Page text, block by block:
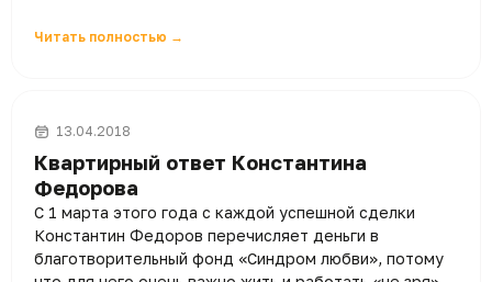
Читать полностью →
13.04.2018
Квартирный ответ Константина
Федорова
С 1 марта этого года с каждой успешной сделки
Константин Федоров перечисляет деньги в
благотворительный фонд «Синдром любви», потому